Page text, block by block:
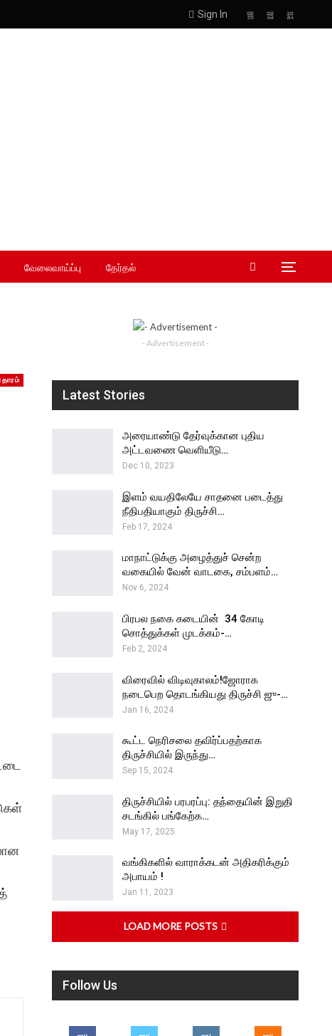
Sign In
வேலைவாய்ப்பு தேர்தல்
- Advertisement -
Latest Stories
அரையாண்டு தேர்வுக்கான புதிய
அட்டவணை வெளியீடு…
Dec 10, 2023
இளம் வயதிலேயே சாதனை படைத்து
நீதிபதியாகும் திருச்சி…
Feb 17, 2024
மாநாட்டுக்கு அழைத்துச் சென்ற
வகையில் வேன் வாடகை, சம்பளம்…
Nov 6, 2024
பிரபல நகை கடையின் ₹ 34 கோடி
சொத்துக்கள் முடக்கம்-…
Feb 2, 2024
விரைவில் விடிவுகாலம்!ஜோராக
நடைபெற தொடங்கியது திருச்சி ஜு-…
Jan 16, 2024
கூட்ட நெரிசலை தவிர்ப்பதற்காக
திருச்சியில் இருந்து…
Sep 15, 2024
திருச்சியில் பரபரப்பு: தந்தையின் இறுதி
சடங்கில் பங்கேற்க…
May 17, 2025
வங்கிகளில் வாராக்கடன் அதிகரிக்கும்
அபாயம் !
Jan 11, 2023
LOAD MORE POSTS
Follow Us